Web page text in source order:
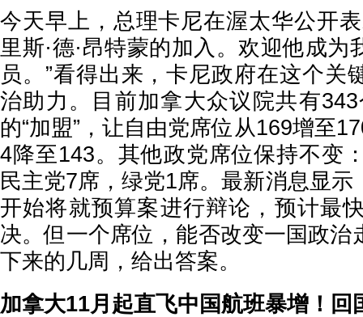
今天早上，总理卡尼在渥太华公开
里斯·德·昂特蒙的加入。欢迎他成为
员。”看得出来，卡尼政府在这个关
治助力。目前加拿大众议院共有
的“加盟”，让自由党席位从169增至
4降至143。其他政党席位保持不变
民主党7席，绿党1席。最新消息显示
开始将就预算案进行辩论，预计最
决。但一个席位，能否改变一国政治
下来的几周，给出答案。
加拿大11月起直飞中国航班暴增！回